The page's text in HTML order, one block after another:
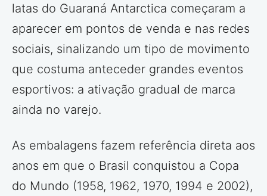
latas do Guaraná Antarctica começaram a
aparecer em pontos de venda e nas redes
sociais, sinalizando um tipo de movimento
que costuma anteceder grandes eventos
esportivos: a ativação gradual de marca
ainda no varejo.
As embalagens fazem referência direta aos
anos em que o Brasil conquistou a Copa
do Mundo (1958, 1962, 1970, 1994 e 2002),